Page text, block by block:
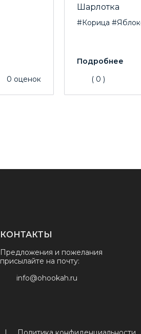
0 оценок
Шарлотка
#Корица
( 0 )
КОНТАКТЫ
Предложения и пожелания
присылайте на почту:
info@ohookah.ru